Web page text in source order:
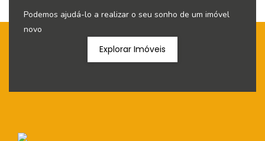
Podemos ajudá-lo a realizar o seu sonho de um imóvel
novo
Explorar Imóveis